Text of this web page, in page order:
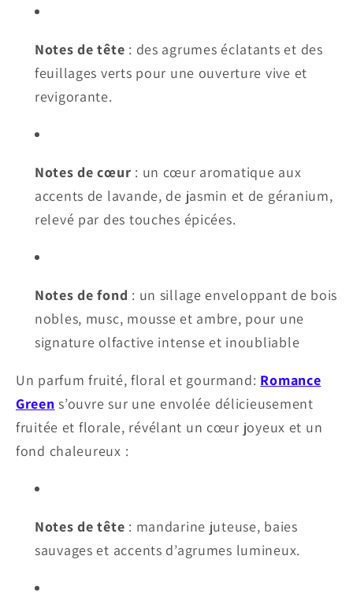
Notes de tête : des agrumes éclatants et des
feuillages verts pour une ouverture vive et
revigorante.
Notes de cœur : un cœur aromatique aux
accents de lavande, de jasmin et de géranium,
relevé par des touches épicées.
Notes de fond : un sillage enveloppant de bois
nobles, musc, mousse et ambre, pour une
signature olfactive intense et inoubliable
Un parfum fruité, floral et gourmand: Romance
Green s’ouvre sur une envolée délicieusement
fruitée et florale, révélant un cœur joyeux et un
fond chaleureux :
Notes de tête : mandarine juteuse, baies
sauvages et accents d’agrumes lumineux.